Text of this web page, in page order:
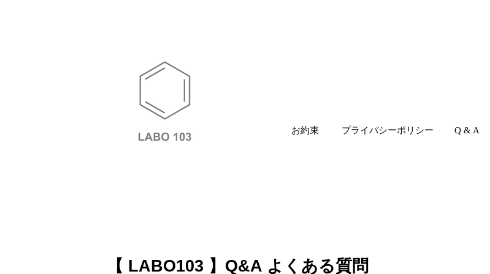
お約束 プライバシーポリシー Q & A
【 LABO103 】Q&A よくある質問